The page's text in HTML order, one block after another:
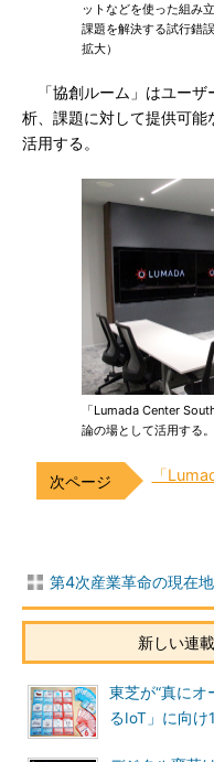
ットなどを使った組み
課題を解決する試行錯
拡大）
「協創ルーム」はユーザ
析、課題に対して提供可能
活用する。
「Lumada Center
論の場として活用する
「
第4次産業革命の現在
新しい連
東芝が“真にオ
るIoT」に向け